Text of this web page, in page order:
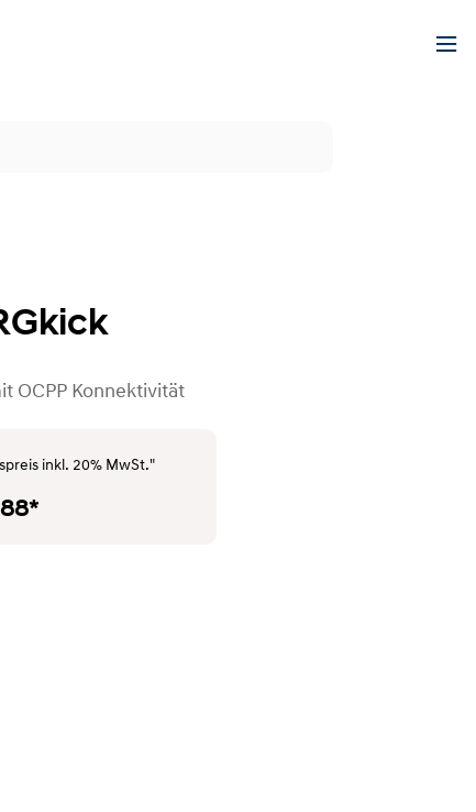
OCPP Konnektivität
inkl. 20% MwSt."